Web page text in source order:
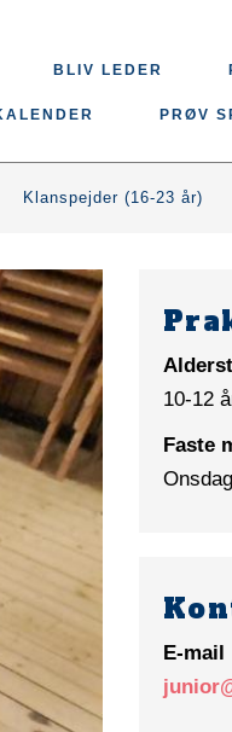
BLIV LEDER
PRØV
Klanspejder (16-23 år)
10-12
Faste
E-mail